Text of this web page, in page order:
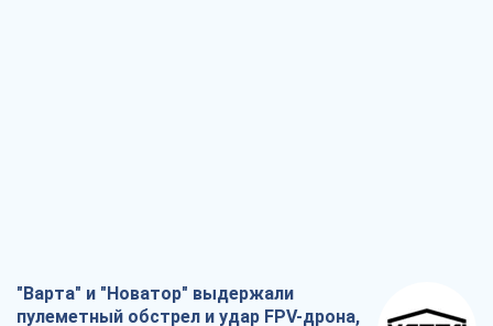
"Варта" и "Новатор" выдержали
пулеметный обстрел и удар FPV-дрона,